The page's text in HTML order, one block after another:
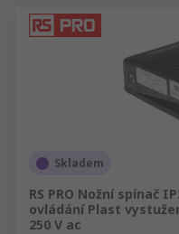
Skladem
RS PRO Nožní spínač
ovládání Plast
250 V ac